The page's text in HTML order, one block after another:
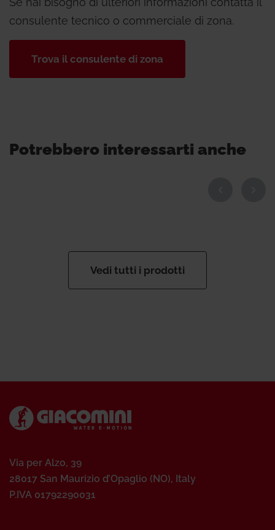
consulente tecnico o commerciale di zona.
Trova il consulente di zona
Potrebbero interessarti anche
Vedi tutti i prodotti
Via per Alzo, 39
28017 San Maurizio d’Opaglio (NO), Italy
P.IVA 01792290031